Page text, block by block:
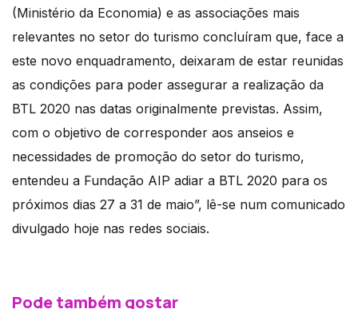
(Ministério da Economia) e as associações mais
relevantes no setor do turismo concluíram que, face a
este novo enquadramento, deixaram de estar reunidas
as condições para poder assegurar a realização da
BTL 2020 nas datas originalmente previstas. Assim,
com o objetivo de corresponder aos anseios e
necessidades de promoção do setor do turismo,
entendeu a Fundação AIP adiar a BTL 2020 para os
próximos dias 27 a 31 de maio”, lê-se num comunicado
divulgado hoje nas redes sociais.
Pode também gostar